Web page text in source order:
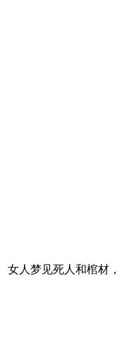
人梦见死人和棺材，